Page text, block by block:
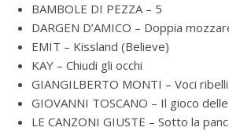
BAMBOLE DI PEZZA – 5
DARGEN D’AMICO – Doppia
EMIT – Kissland (Believe)
KAY – Chiudi gli occhi
GIANGILBERTO MONTI – Voci ribelli
GIOVANNI TOSCANO – Il gioco
LE CANZONI GIUSTE – Sotto la